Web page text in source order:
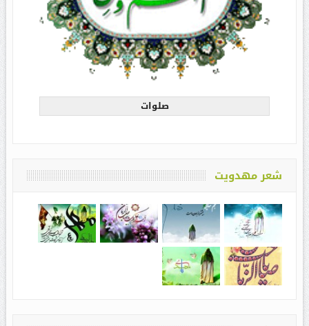
صلوات
شعر مهدویت